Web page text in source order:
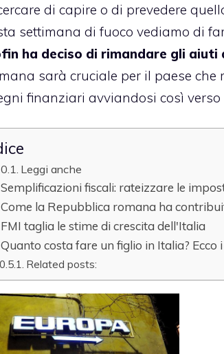
di capire o di prevedere
settimana di fuoco vediamo di
ha deciso di rimandare gli
sarà cruciale per il paese
finanziari avviandosi così
Leggi anche
Semplificazioni fiscali: rateizzare le
Come la Repubblica romana ha
FMI taglia le stime di crescita dell'Italia
Quanto costa fare un figlio in Italia? Ecco
Related posts: